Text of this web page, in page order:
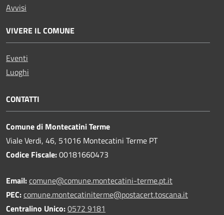
Avvisi
VIVERE IL COMUNE
Eventi
Luoghi
CONTATTI
Comune di Montecatini Terme
Viale Verdi, 46, 51016 Montecatini Terme PT
Codice Fiscale:00181660473
Email:comune@comune.montecatini-terme.pt.it
PEC:comune.montecatiniterme@postacert.toscana.it
Centralino Unico:0572 9181